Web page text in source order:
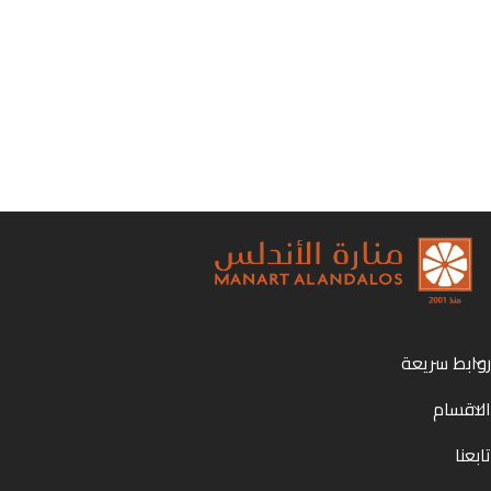
روابط سريعة
الاقسام
تابعنا